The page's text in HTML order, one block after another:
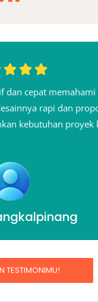
dan cepat memahami
rapi dan
kebutuhan proyek
TESTIMONIMU!